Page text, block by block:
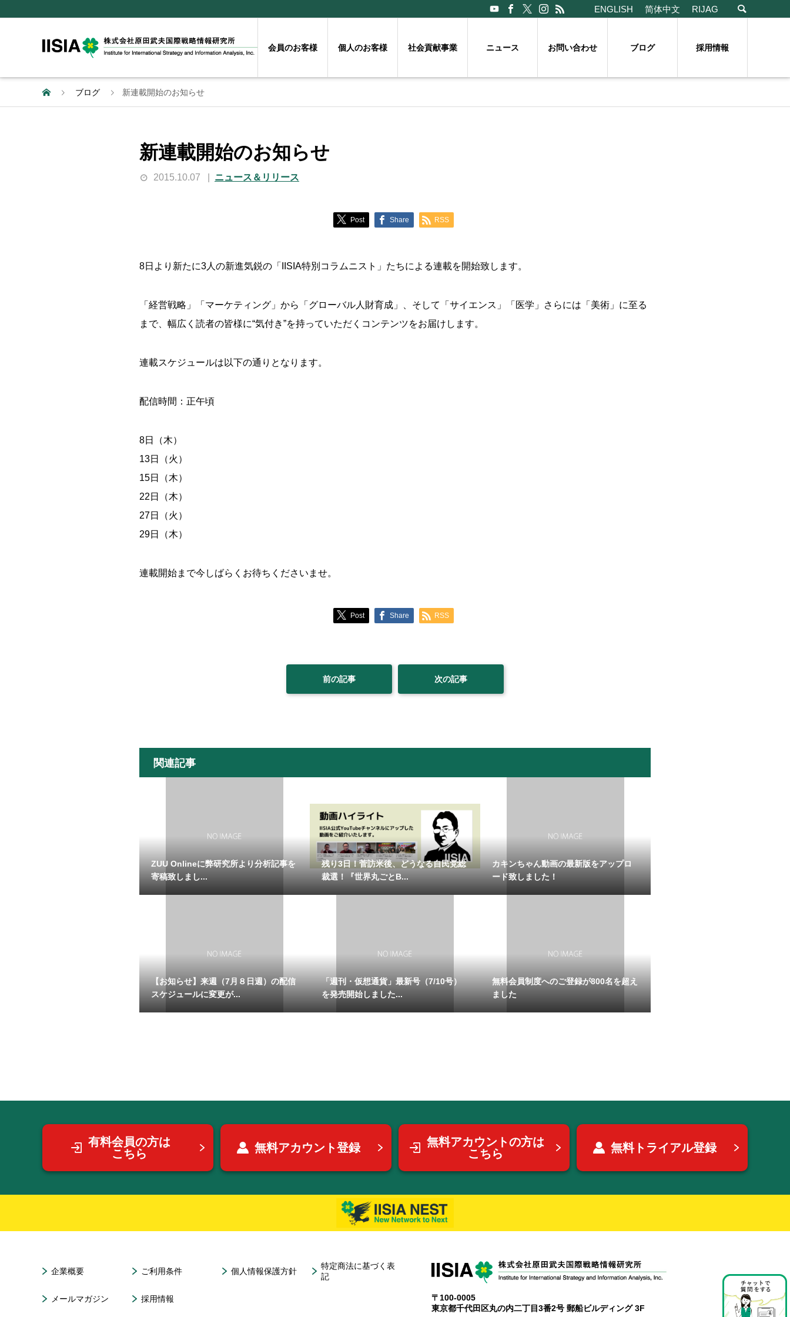
ENGLISH 简体中文 RIJAG
会員のお客様 個人のお客様 社会貢献事業 ニュース お問い合わせ ブログ 採用情報
ブログ 新連載開始のお知らせ
新連載開始のお知らせ
2015.10.07 ニュース＆リリース
Post Share RSS
8日より新たに3人の新進気鋭の「IISIA特別コラムニスト」たちによる連載を開始致します。
「経営戦略」「マーケティング」から「グローバル人財育成」、そして「サイエンス」「医学」さらには「美術」に至る
まで、幅広く読者の皆様に“気付き”を持っていただくコンテンツをお届けします。
連載スケジュールは以下の通りとなります。
配信時間：正午頃
8日（木）
13日（火）
15日（木）
22日（木）
27日（火）
29日（木）
連載開始まで今しばらくお待ちくださいませ。
Post Share RSS
前の記事 次の記事
関連記事
ZUU Onlineに弊研究所より分析記事を
寄稿致しまし...
残り3日！菅訪米後、どうなる自民党総
裁選！『世界丸ごとB...
カキンちゃん動画の最新版をアップロ
ード致しました！
【お知らせ】来週（7月８日週）の配信
スケジュールに変更が...
「週刊・仮想通貨」最新号（7/10号）
を発売開始しました...
無料会員制度へのご登録が800名を超え
ました
有料会員の方は
こちら
無料アカウント登録
無料アカウントの方は
こちら
無料トライアル登録
企業概要 ご利用条件 個人情報保護方針
特定商法に基づく表
記
メールマガジン 採用情報
〒100-0005
東京都千代田区丸の内二丁目3番2号 郵船ビルディング 3F